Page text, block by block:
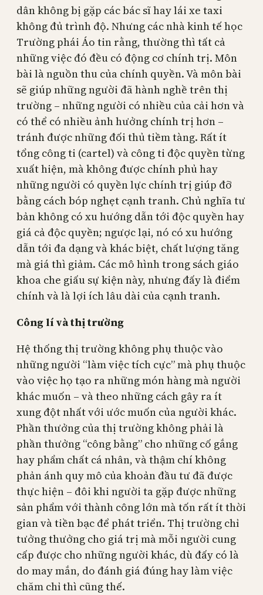
dân không bị gặp các bác sĩ hay lái xe taxi
không đủ trình độ. Nhưng các nhà kinh tế học
Trường phái Áo tin rằng, thường thì tất cả
những việc đó đều có động cơ chính trị. Môn
bài là nguồn thu của chính quyền. Và môn bài
sẽ giúp những người đã hành nghề trên thị
trường – những người có nhiều của cải hơn và
có thể có nhiều ảnh hưởng chính trị hơn –
tránh được những đối thủ tiềm tàng. Rất ít
tổng công ti (cartel) và công ti độc quyền từng
xuất hiện, mà không được chính phủ hay
những người có quyền lực chính trị giúp đỡ
bằng cách bóp nghẹt cạnh tranh. Chủ nghĩa tư
bản không có xu hướng dẫn tới độc quyền hay
giá cả độc quyền; ngược lại, nó có xu hướng
dẫn tới đa dạng và khác biệt, chất lượng tăng
mà giá thì giảm. Các mô hình trong sách giáo
khoa che giấu sự kiện này, nhưng đấy là điểm
chính và là lợi ích lâu dài của cạnh tranh.
Công lí và thị trường
Hệ thống thị trường không phụ thuộc vào
những người “làm việc tích cực” mà phụ thuộc
vào việc họ tạo ra những món hàng mà người
khác muốn – và theo những cách gây ra ít
xung đột nhất với ước muốn của người khác.
Phần thưởng của thị trường không phải là
phần thưởng “công bằng” cho những cố gắng
hay phẩm chất cá nhân, và thậm chí không
phản ánh quy mô của khoản đầu tư đã được
thực hiện – đôi khi người ta gặp được những
sản phẩm với thành công lớn mà tốn rất ít thời
gian và tiền bạc để phát triển. Thị trường chỉ
tưởng thưởng cho giá trị mà mỗi người cung
cấp được cho những người khác, dù đấy có là
do may mắn, do đánh giá đúng hay làm việc
chăm chỉ thì cũng thế.